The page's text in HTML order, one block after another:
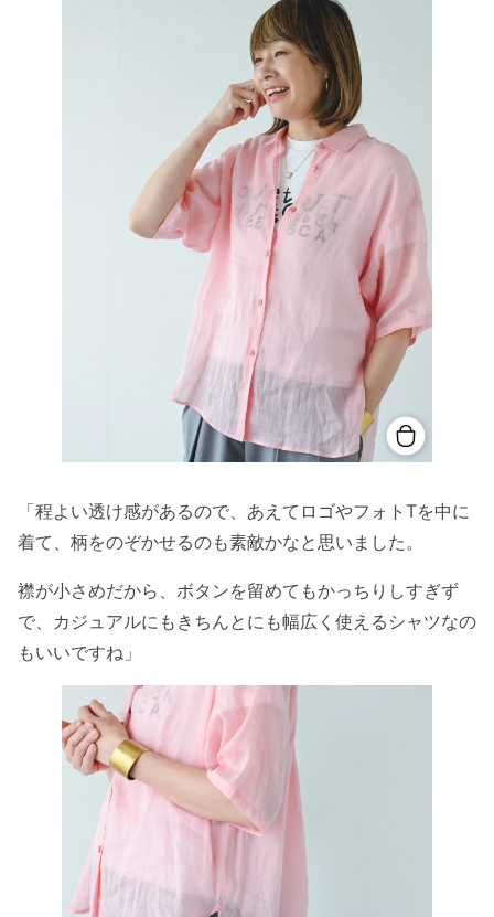
「程よい透け感があるので、あえてロゴやフォトTを中に
着て、柄をのぞかせるのも素敵かなと思いました。
襟が小さめだから、ボタンを留めてもかっちりしすぎず
で、カジュアルにもきちんとにも幅広く使えるシャツなの
もいいですね」